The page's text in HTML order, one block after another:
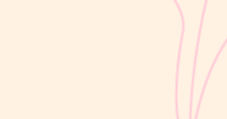
waktu singkat, pertambahan tinggi badan cenderung berlangsung